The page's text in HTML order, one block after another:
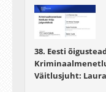
38. Eesti
Väitlusjuht: